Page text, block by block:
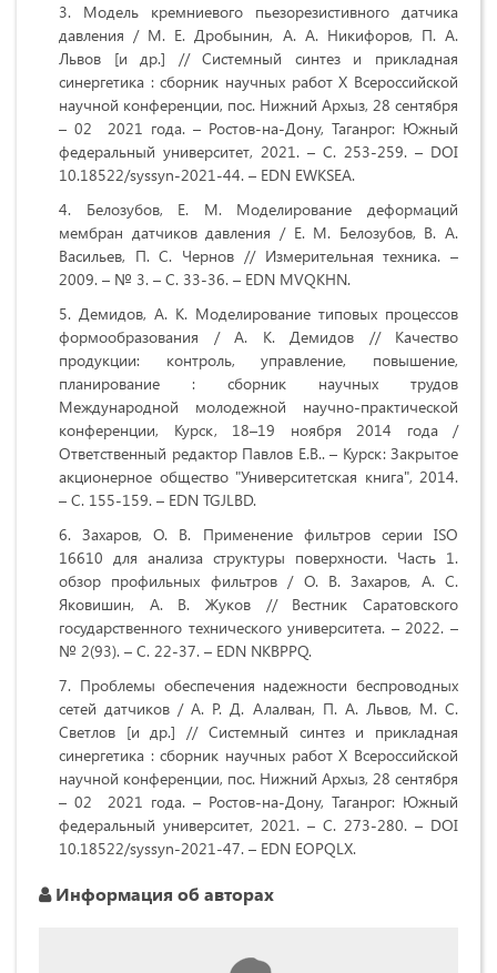
Модель кремниевого пьезорезистивного датчика
давления / М. Е. Дробынин, А. А. Никифоров, П. А.
Львов [и др.] // Системный синтез и прикладная
синергетика : сборник научных работ X Всероссийской
научной конференции, пос. Нижний Архыз, 28 сентября
– 02 2021 года. – Ростов-на-Дону, Таганрог: Южный
федеральный университет, 2021. – С. 253-259. – DOI
10.18522/syssyn-2021-44. – EDN EWKSEA.
Белозубов, Е. М. Моделирование деформаций
мембран датчиков давления / Е. М. Белозубов, В. А.
Васильев, П. С. Чернов // Измерительная техника. –
2009. – № 3. – С. 33-36. – EDN MVQKHN.
Демидов, А. К. Моделирование типовых процессов
формообразования / А. К. Демидов // Качество
продукции: контроль, управление, повышение,
планирование : сборник научных трудов
Международной молодежной научно-практической
конференции, Курск, 18–19 ноября 2014 года /
Ответственный редактор Павлов Е.В.. – Курск: Закрытое
акционерное общество "Университетская книга", 2014.
– С. 155-159. – EDN TGJLBD.
Захаров, О. В. Применение фильтров серии ISO
16610 для анализа структуры поверхности. Часть 1.
обзор профильных фильтров / О. В. Захаров, А. С.
Яковишин, А. В. Жуков // Вестник Саратовского
государственного технического университета. – 2022. –
№ 2(93). – С. 22-37. – EDN NKBPPQ.
Проблемы обеспечения надежности беспроводных
сетей датчиков / А. Р. Д. Алалван, П. А. Львов, М. С.
Светлов [и др.] // Системный синтез и прикладная
синергетика : сборник научных работ X Всероссийской
научной конференции, пос. Нижний Архыз, 28 сентября
– 02 2021 года. – Ростов-на-Дону, Таганрог: Южный
федеральный университет, 2021. – С. 273-280. – DOI
10.18522/syssyn-2021-47. – EDN EOPQLX.
Информация об авторах